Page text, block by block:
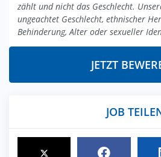
zählt und nicht das Geschlecht.
ungeachtet Geschlecht, ethnischer
Behinderung, Alter oder sexueller
JETZT
JOB